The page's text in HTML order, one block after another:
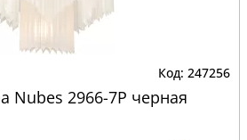
247256
Nubes 2966-7P черная